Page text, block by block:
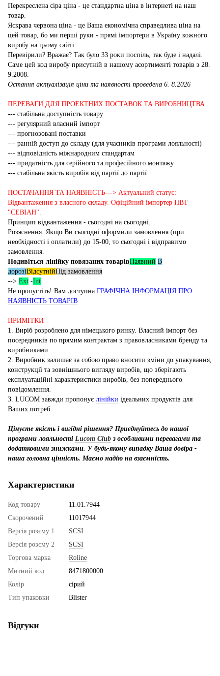
Перекреслена сіра ціна - це стандартна ціна в інтернеті на наш
товар.
Яскрава червона ціна - це Ваша економічна справедлива ціна на
цей товар, бо ми перші руки - прямі імпортери в Україну кожного
виробу на цьому сайті.
Перевірили? Вражає? Так було 33 роки поспіль, так буде і надалі.
Саме цей код виробу присутній в нашому асортименті товарів з 28.
9.2008.
Остання актуалізація ціни та наявності проведена 6. 8.2026
ПЕРЕВАГИ ДЛЯ ПРОЕКТНИХ ПОСТАВОК ТА ВИРОБНИЦТВА
--- стабільна доступність товару
--- регулярний власний імпорт
--- прогнозовані поставки
--- ранній доступ до складу (для учасників програми лояльності)
--- відповідність міжнародним стандартам
--- придатність для серійного та професійного монтажу
--- стабільна якість виробів від партії до партії
ПОСТАЧАННЯ ТА НАЯВНІСТЬ---> Актуальний статус:
Відвантаження з власного складу. Офіційний імпортер НВТ
"СЕВІАН".
Принцип відвантаження - сьогодні на сьогодні.
Розяснення: Якщо Ви сьогодні оформили замовлення (при
необхідності і оплатили) до 15-00, то сьогодні і відправимо
замовлення.
Подивіться лінійку повязаних товарівНаявний В
дорозіВідсутнійПід замовлення
--> Ext -Int
Не пропустіть! Вам доступна ГРАФІЧНА ІНФОРМАЦІЯ ПРО
НАЯВНІСТЬ ТОВАРІВ
ПРИМІТКИ
1. Виріб розроблено для німецького ринку. Власний імпорт без
посередників по прямим контрактам з правовласниками бренду та
виробниками.
2. Виробник залишає за собою право вносити зміни до упакування,
конструкції та зовнішнього вигляду виробів, що зберігають
експлуатаційні характеристики виробів, без попереднього
повідомлення.
3. LUCOM завжди пропонує лінійки ідеальних продуктів для
Ваших потреб.
Цінуєте якість і вигідні рішення? Приєднуйтесь до нашої
програми лояльності Lucom Club з особливими перевагами та
додатковими знижками. У будь-якому випадку Ваша довіра -
наша головна цінність. Маємо надію на взаємність.
Характеристики
Код товару
11.01.7944
Скорочений
11017944
Версія розєму 1
SCSI
Версія розєму 2
SCSI
Торгова марка
Roline
Митний код
8471800000
Колір
сірий
Тип упаковки
Blister
Відгуки